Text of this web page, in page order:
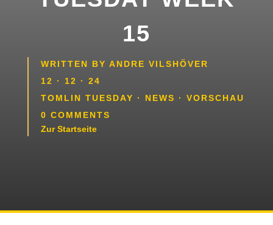
15
WRITTEN BY ANDRE VILSHÖVER
12 · 12 · 24
TOMLIN TUESDAY · NEWS · VORSCHAU
0 COMMENTS
Zur Startseite